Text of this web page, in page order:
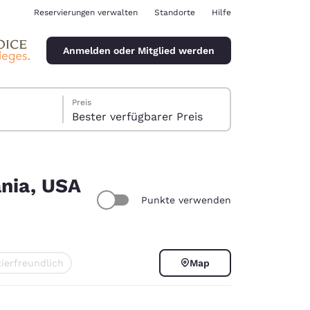
Reservierungen verwalten Standorte Hilfe
Anmelden oder Mitglied werden
Preis
Bester verfügbarer Preis
USA
Punkte verwenden
Map